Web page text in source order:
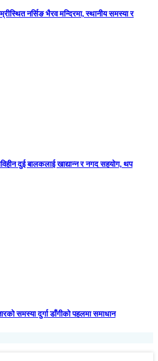
नर्सिङ भैरव मन्दिरमा, स्थानीय समस्या र
दुई बालकलाई खाद्यान्न र नगद सहयोग, थप
समस्या दुर्गा डाँगीको पहलमा समाधान